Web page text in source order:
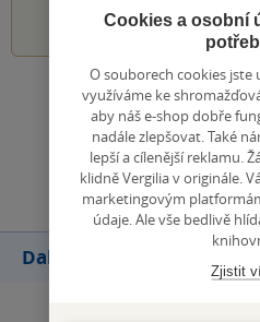
5
Zobrazit
Přidat
Další knihy autora
Cookies a osobní
O souborech cookies jste
využíváme ke
aby náš e-shop dobře
nadále zlepšovat. Také
lepší a cílenější reklamu.
klidně Vergilia v originále.
marketingovým
údaje. Ale vše bedlivě
Zjistit